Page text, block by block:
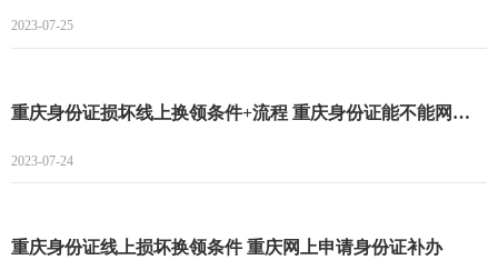
2023-07-25
重庆身份证损坏线上换领条件+流程 重庆身份证能不能网上补办
2023-07-24
重庆身份证线上损坏换领条件 重庆网上申请身份证补办